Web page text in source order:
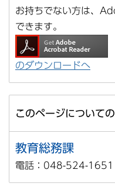
お持ちでない方は、
できます。
のダウンロードへ
このページについて
教育総務課
電話：048-524-